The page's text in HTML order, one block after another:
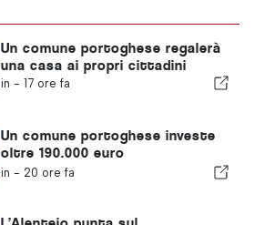
Un comune portoghese regalerà
una casa ai propri cittadini
in - 17 ore fa
Un comune portoghese investe
oltre 190.000 euro
nell'approvvigionamento idrico
in - 20 ore fa